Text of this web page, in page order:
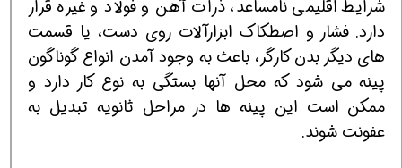
شرایط اقلیمی نامساعد، ذرات آهن و فولاد و غیره قرار
دارد. فشار و اصطکاک ابزارآلات روی دست، یا قسمت
های دیگر بدن کارگر، باعث به وجود آمدن انواع گوناگون
پینه می شود که محل آنها بستگی به نوع کار دارد و
ممکن است این پینه ها در مراحل ثانویه تبدیل به
عفونت شوند.